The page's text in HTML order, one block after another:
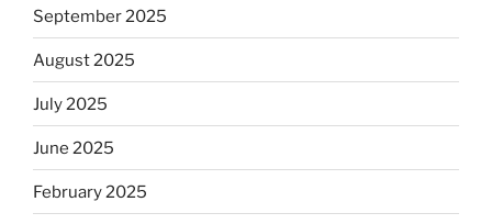
September 2025
August 2025
July 2025
June 2025
February 2025